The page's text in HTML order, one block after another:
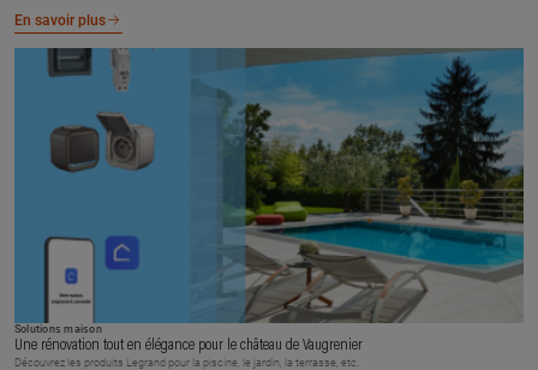
En savoir plus
Solutions maison
Une rénovation tout en élégance pour le château de Vaugrenier
Découvrez les produits Legrand pour la piscine, le jardin, la terrasse, etc.